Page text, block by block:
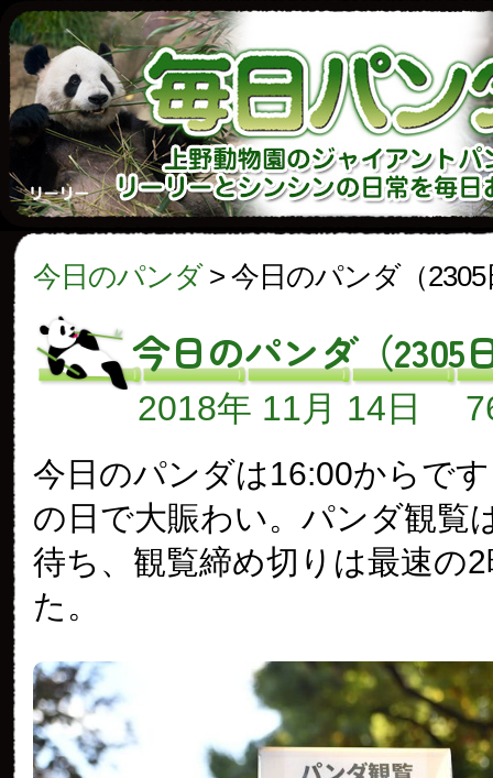
今日のパンダ> 今日のパンダ（2305
今日のパンダ（2305
2018年 11月 14日
今日のパンダは16:00からで
の日で大賑わい。パンダ観覧
待ち、観覧締め切りは最速の
た。